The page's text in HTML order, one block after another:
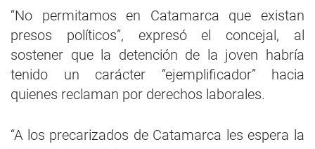
“No permitamos en Catamarca que existan
presos políticos”, expresó el concejal, al
sostener que la detención de la joven habría
tenido un carácter “ejemplificador” hacia
quienes reclaman por derechos laborales.
“A los precarizados de Catamarca les espera la